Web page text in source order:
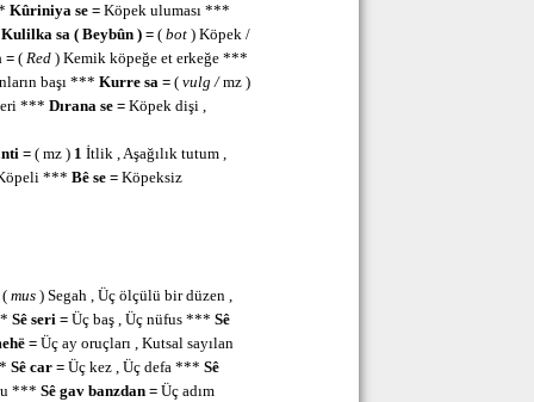
Kûriniya se =Köpek uluması ***
Kulilka sa ( Beybûn ) = ( bot) Köpek /
=( Red) Kemik köpeğe et erkeğe ***
başı *** Kurre sa = ( vulg /mz )
*** Dırana se = Köpek dişi ,
=( mz ) 1 İtlik , Aşağılık tutum ,
*** Bê se =Köpeksiz
( mus) Segah , Üç ölçülü bir düzen ,
Sê seri =Üç baş , Üç nüfus *** Sê
=Üç ay oruçları , Kutsal sayılan
Sê car = Üç kez , Üç defa *** Sê
*** Sê gav banzdan = Üç adım